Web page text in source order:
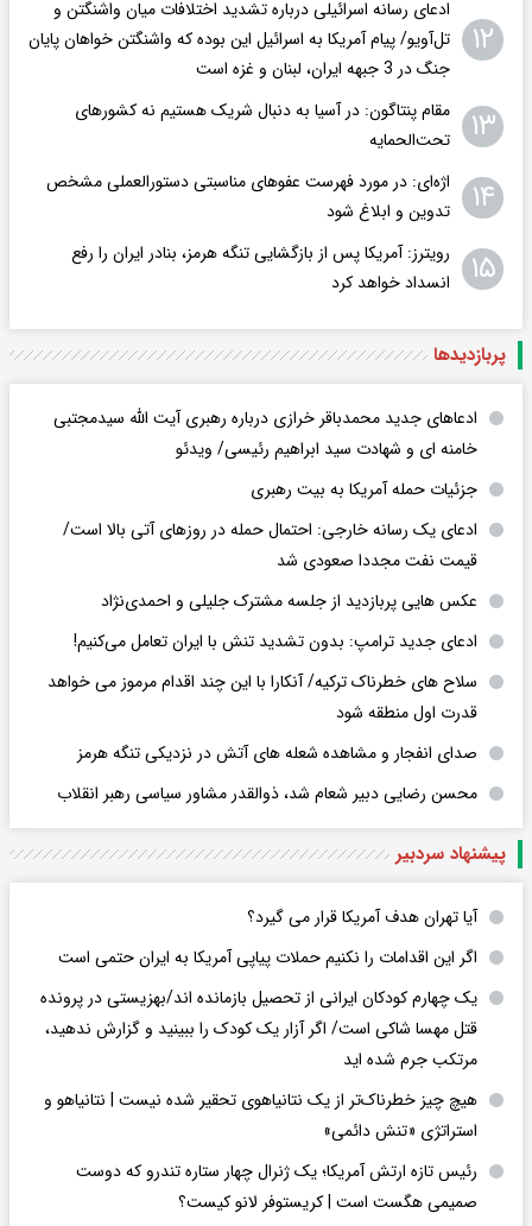
۱۲
ادعای رسانه اسرائیلی درباره تشدید اختلافات میان واشنگتن و
تل‌آویو/ پیام آمریکا به اسرائیل این بوده که واشنگتن خواهان پایان
جنگ در 3 جبهه ایران، لبنان و غزه است
۱۳
مقام پنتاگون: در آسیا به دنبال شریک هستیم نه کشورهای
تحت‌الحمایه
۱۴
اژه‌ای: در مورد فهرست عفوهای مناسبتی دستورالعملی مشخص
تدوین و ابلاغ شود
۱۵
رویترز: آمریکا پس از بازگشایی تنگه هرمز، بنادر ایران را رفع
انسداد خواهد کرد
پربازدید‌ها
ادعاهای جدید محمدباقر خرازی درباره رهبری آیت الله سیدمجتبی
خامنه ای و شهادت سید ابراهیم رئیسی/ ویدئو
جزئیات حمله آمریکا به بیت رهبری
ادعای یک رسانه خارجی: احتمال حمله در روزهای آتی بالا است/
قیمت نفت مجددا صعودی شد
عکس هایی پربازدید از جلسه مشترک جلیلی و احمدی‌نژاد
ادعای جدید ترامپ: بدون تشدید تنش با ایران تعامل می‌کنیم!
سلاح های خطرناک ترکیه/ آنکارا با این چند اقدام مرموز می خواهد
قدرت اول منطقه شود
صدای انفجار و مشاهده شعله های آتش در نزدیکی تنگه هرمز
محسن رضایی دبیر شعام شد، ذوالقدر مشاور سیاسی رهبر انقلاب
پیشنهاد سردبیر
آیا تهران هدف آمریکا قرار می گیرد؟
اگر این اقدامات را نکنیم حملات پیاپی آمریکا به ایران حتمی است
یک چهارم کودکان ایرانی از تحصیل بازمانده اند/بهزیستی در پرونده
قتل مهسا شاکی است/ اگر آزار یک کودک را ببینید و گزارش ندهید،
مرتکب جرم شده اید
هیچ چیز خطرناک‌تر از یک نتانیاهوی تحقیر شده نیست | نتانیاهو و
استراتژی «تنش دائمی»
رئیس تازه ارتش آمریکا؛ یک ژنرال چهار ستاره تندرو که دوست
صمیمی هگست است | کریستوفر لانو کیست؟